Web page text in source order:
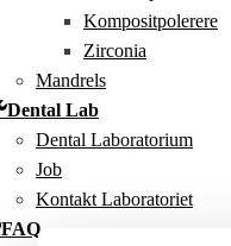
Kompositpolerere
Zirconia
Mandrels
Dental Lab
Dental Laboratorium
Job
Kontakt Laboratoriet
FAQ